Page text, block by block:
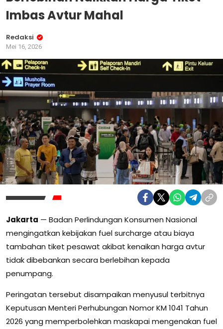
Imbas Avtur Mahal
Redaksi
Mei 16, 2026
Jakarta — Badan Perlindungan Konsumen Nasional
mengingatkan kebijakan fuel surcharge atau biaya
tambahan tiket pesawat akibat kenaikan harga avtur
tidak dibebankan secara berlebihan kepada
penumpang.
Peringatan tersebut disampaikan menyusul terbitnya
Keputusan Menteri Perhubungan Nomor KM 1041 Tahun
2026 yang memperbolehkan maskapai mengenakan fuel